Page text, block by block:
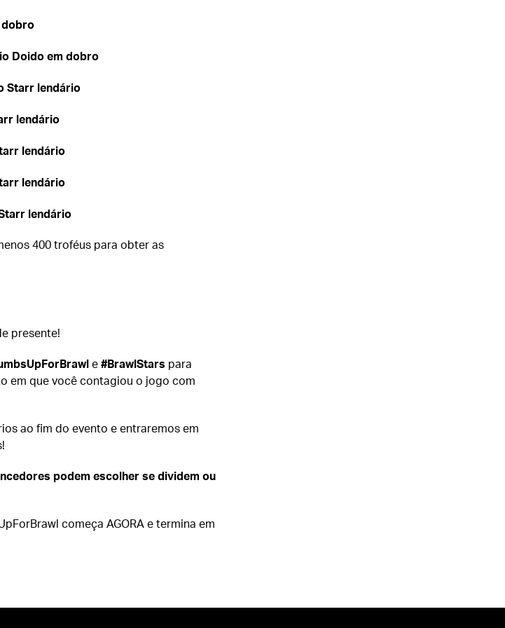
dobro
Doido em dobro
Starr lendário
lendário
lendário
lendário
lendário
400 troféus para obter as
presente!
e#BrawlStars para
em que você contagiou o jogo com
ao fim do evento e entraremos em
podem escolher se dividem ou
começa AGORA e termina em